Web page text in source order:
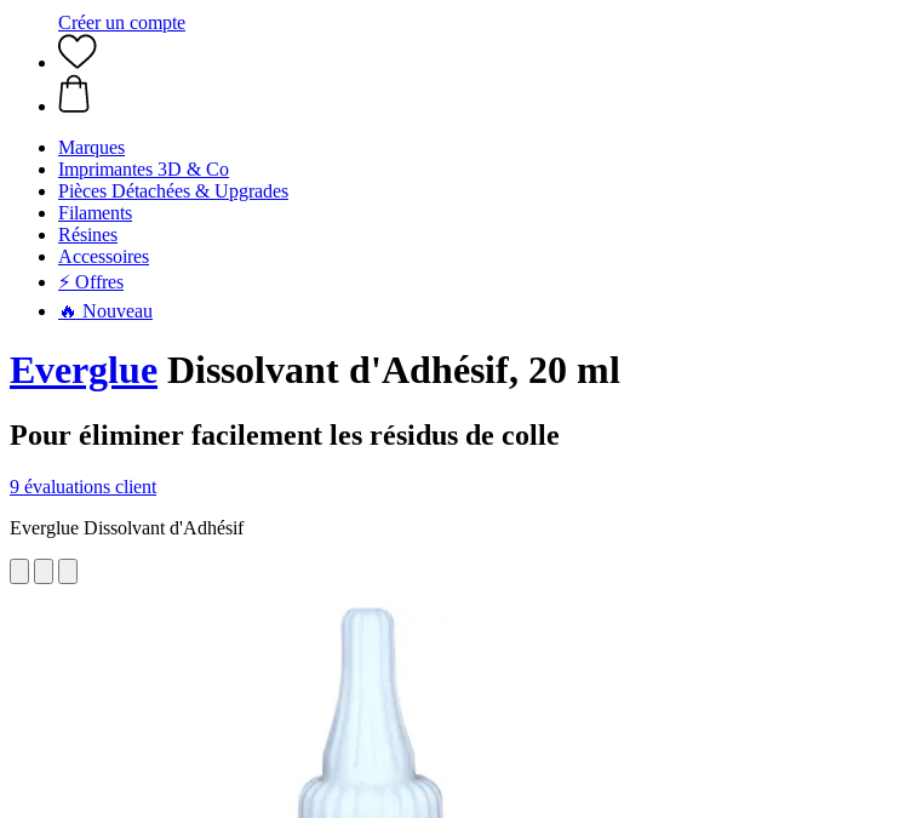
Créer un compte
Marques
Imprimantes 3D & Co
Pièces Détachées & Upgrades
Filaments
Résines
Accessoires
⚡ Offres
🔥 Nouveau
Everglue Dissolvant d'Adhésif, 20 ml
Pour éliminer facilement les résidus de colle
9 évaluations client
Everglue Dissolvant d'Adhésif